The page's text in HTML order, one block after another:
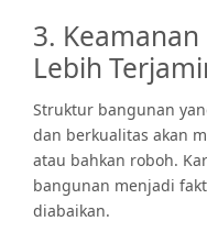
3.
Lebih
Struktur bangunan
dan berkualitas akan
atau bahkan roboh.
bangunan menjadi
diabaikan.